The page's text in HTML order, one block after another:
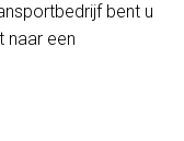
bent u
naar een